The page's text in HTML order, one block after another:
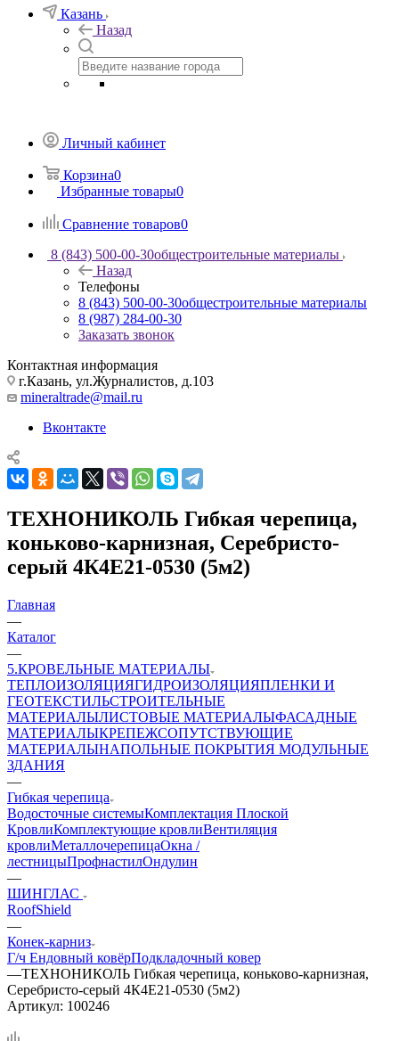
Казань
Назад
Личный кабинет
Корзина0
Избранные товары0
Сравнение товаров0
8 (843) 500-00-30общестроительные материалы
Назад
Телефоны
8 (843) 500-00-30общестроительные материалы
8 (987) 284-00-30
Заказать звонок
Контактная информация
г.Казань, ул.Журналистов, д.103
mineraltrade@mail.ru
Вконтакте
ТЕХНОНИКОЛЬ Гибкая черепица,
коньково-карнизная, Серебристо-
серый 4К4Е21-0530 (5м2)
Главная
—
Каталог
—
5.КРОВЕЛЬНЫЕ МАТЕРИАЛЫ
ТЕПЛОИЗОЛЯЦИЯГИДРОИЗОЛЯЦИЯПЛЕНКИ И
ГЕОТЕКСТИЛЬСТРОИТЕЛЬНЫЕ
МАТЕРИАЛЫЛИСТОВЫЕ МАТЕРИАЛЫФАСАДНЫЕ
МАТЕРИАЛЫКРЕПЕЖСОПУТСТВУЮЩИЕ
МАТЕРИАЛЫНАПОЛЬНЫЕ ПОКРЫТИЯ МОДУЛЬНЫЕ
ЗДАНИЯ
—
Гибкая черепица
Водосточные системыКомплектация Плоской
КровлиКомплектующие кровлиВентиляция
кровлиМеталлочерепицаОкна /
лестницыПрофнастилОндулин
—
ШИНГЛАС
RoofShield
—
Конек-карниз
Г/ч Ендовный ковёрПодкладочный ковер
—ТЕХНОНИКОЛЬ Гибкая черепица, коньково-карнизная,
Серебристо-серый 4К4Е21-0530 (5м2)
Артикул: 100246